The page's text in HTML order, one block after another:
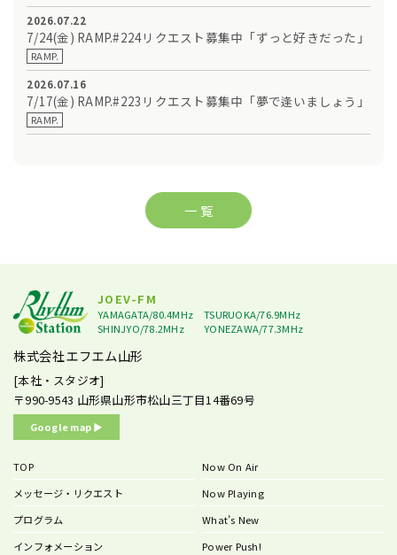
2026.07.22
7/24(金) RAMP.#224リクエスト募集中「ずっと好きだった」
RAMP.
2026.07.16
7/17(金) RAMP.#223リクエスト募集中「夢で逢いましょう」
RAMP.
一 覧
JOEV-FM
YAMAGATA/80.4MHz
TSURUOKA/76.9MHz
SHINJYO/78.2MHz
YONEZAWA/77.3MHz
株式会社エフエム山形
[本社・スタジオ]
〒990-9543 山形県山形市松山三丁目14番69号
Google map ▶︎
TOP
メッセージ・リクエスト
プログラム
インフォメーション
Now On Air
Now Playing
What’s New
Power Push!